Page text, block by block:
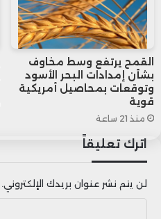
القمح يرتفع وسط مخاوف
بشأن إمدادات البحر الأسود
وتوقعات بمحاصيل أمريكية
قوية
منذ 21 ساعة
اترك تعليقاً
لن يتم نشر عنوان بريدك الإلكتروني.